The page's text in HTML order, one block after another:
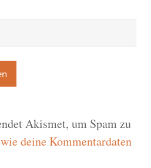
Akismet, um Spam zu
deine Kommentardaten